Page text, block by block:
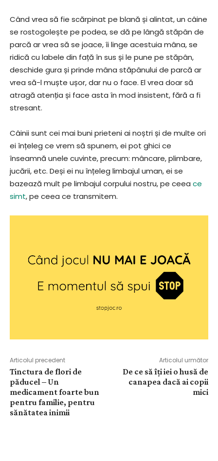
Când vrea să fie scărpinat pe blană și alintat, un câine
se rostogolește pe podea, se dă pe lângă stăpân de
parcă ar vrea să se joace, îi linge acestuia mâna, se
ridică cu labele din față în sus și le pune pe stăpân,
deschide gura și prinde mâna stăpânului de parcă ar
vrea să-l muște ușor, dar nu o face. El vrea doar să
atragă atenția și face asta în mod insistent, fără a fi
stresant.
Câinii sunt cei mai buni prieteni ai noștri și de multe ori
ei înțeleg ce vrem să spunem, ei pot ghici ce
înseamnă unele cuvinte, precum: mâncare, plimbare,
jucării, etc. Deși ei nu înțeleg limbajul uman, ei se
bazează mult pe limbajul corpului nostru, pe ceea ce
simt, pe ceea ce transmitem.
Articolul precedent
Tinctura de flori de
păducel – Un
medicament foarte bun
pentru familie, pentru
sănătatea inimii
Articolul următor
De ce să îți iei o husă de
canapea dacă ai copii
mici